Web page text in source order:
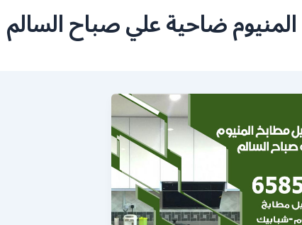
ضاحية علي صباح السالم